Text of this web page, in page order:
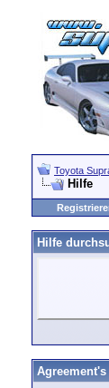
Toyota
Hilfe
Hilfe